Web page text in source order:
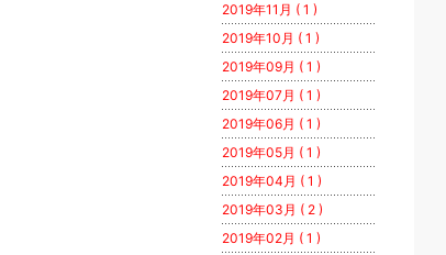
2019年11月 ( 1 )
2019年10月 ( 1 )
2019年09月 ( 1 )
2019年07月 ( 1 )
2019年06月 ( 1 )
2019年05月 ( 1 )
2019年04月 ( 1 )
2019年03月 ( 2 )
2019年02月 ( 1 )